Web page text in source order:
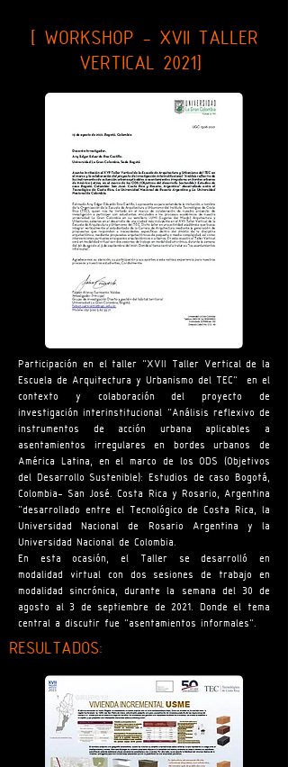
[ WORKSHOP - XVII TALLER
VERTICAL 2021]
Participación en el taller "XVII Taller Vertical de la
Escuela de Arquitectura y Urbanismo del TEC" en el
contexto y colaboración del proyecto de
investigación interinstitucional “Análisis reflexivo de
instrumentos de acción urbana aplicables a
asentamientos irregulares en bordes urbanos de
América Latina, en el marco de los ODS (Objetivos
del Desarrollo Sustenible): Estudios de caso Bogotá,
Colombia- San José. Costa Rica y Rosario, Argentina
”desarrollado entre el Tecnológico de Costa Rica, la
Universidad Nacional de Rosario Argentina y la
Universidad Nacional de Colombia.
En esta ocasión, el Taller se desarrolló en
modalidad virtual con dos sesiones de trabajo en
modalidad sincrónica, durante la semana del 30 de
agosto al 3 de septiembre de 2021. Donde el tema
central a discutir fue “asentamientos informales”.
RESULTADOS: